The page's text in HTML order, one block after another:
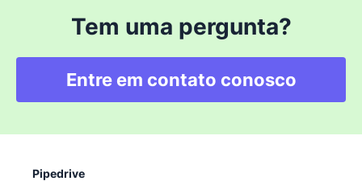
Tem uma pergunta?
Entre em contato conosco
Pipedrive